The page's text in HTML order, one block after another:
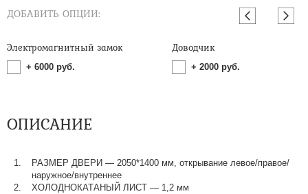
ДОБАВИТЬ ОПЦИИ:
Электромагнитный замок
+ 6000 руб.
Доводчик
+ 2000 руб.
ОПИСАНИЕ
РАЗМЕР ДВЕРИ — 2050*1400 мм, открывание левое/правое/
наружное/внутреннее
ХОЛОДНОКАТАНЫЙ ЛИСТ — 1,2 мм